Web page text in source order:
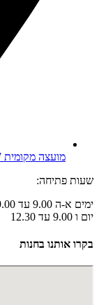
מועצה מקומית 7, קרית ארבע
שעות פתיחה:
ימים א-ה 9.00 עד 19.00
יום ו 9.00 עד 12.30
בקרו אותנו בחנות